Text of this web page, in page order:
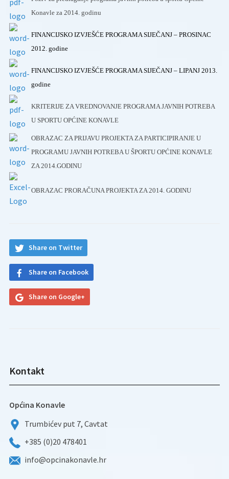
Konavle za 2014. godinu
FINANCIJSKO IZVJEŠĆE PROGRAMA SIJEČANJ – PROSINAC
2012. godine
FINANCIJSKO IZVJEŠĆE PROGRAMA SIJEČANJ – LIPANJ 2013.
godine
KRITERIJE ZA VREDNOVANJE PROGRAMA JAVNIH POTREBA
U SPORTU OPĆINE KONAVLE
OBRAZAC ZA PRIJAVU PROJEKTA ZA PARTICIPIRANJE U
PROGRAMU JAVNIH POTREBA U ŠPORTU OPĆINE KONAVLE
ZA 2014.GODINU
OBRAZAC PRORAČUNA PROJEKTA ZA 2014. GODINU
Share on Twitter
Share on Facebook
Share on Google+
Kontakt
Općina Konavle
Trumbićev put 7, Cavtat
+385 (0)20 478401
info@opcinakonavle.hr